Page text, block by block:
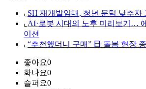
⌞ SH 재개발임대, 청년 문턱 낮추자
⌞ AI·로봇 시대의 노후 미리보기…
이션
⌞ “추천했더니 구매” 日 돌봄 현장
좋아요0
화나요0
슬퍼요0